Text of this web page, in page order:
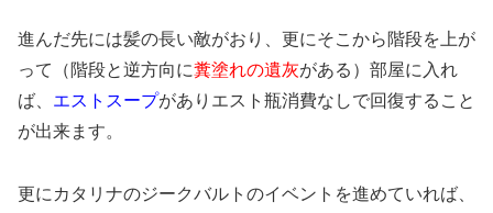
進んだ先には髪の長い敵がおり、更にそこから階段を上が
って（階段と逆方向に糞塗れの遺灰がある）部屋に入れ
ば、 エストスープがありエスト瓶消費なしで回復すること
が出来ます。
更にカタリナのジークバルトのイベントを進めていれば、